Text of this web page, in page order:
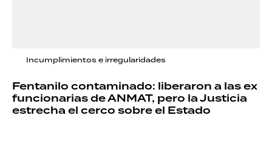
Incumplimientos e irregularidades
Fentanilo contaminado: liberaron a las ex
funcionarias de ANMAT, pero la Justicia
estrecha el cerco sobre el Estado